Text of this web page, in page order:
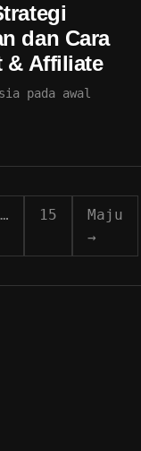
dan Cara
& Affiliate
pada awal
… 15
Maju
→